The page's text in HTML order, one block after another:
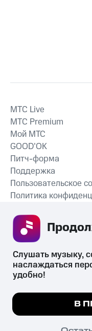
MTС Live
MTС Premium
Мой МТС
GOOD’OK
Питч-форма
Поддержка
Пользовательское
Политика
психотропных веществ,
их незаконный оборот
законодательством
© 2026 ООО «КИОН».
Мы используем
Слушать музыку,
наслаждаться
удобно!
В